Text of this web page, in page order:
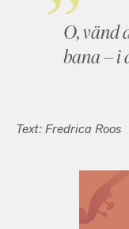
O, vänd
bana – i
Text: Fredrica Roos